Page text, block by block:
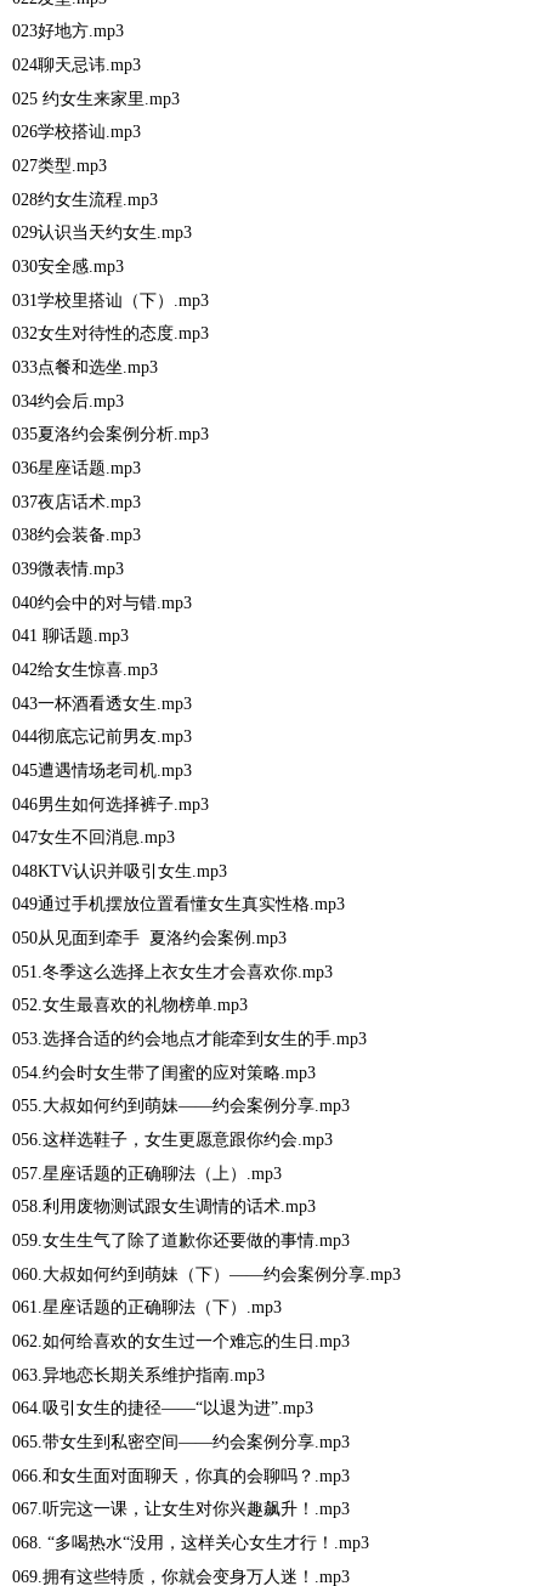
023好地方.mp3
024聊天忌讳.mp3
025 约女生来家里.mp3
026学校搭讪.mp3
027类型.mp3
028约女生流程.mp3
029认识当天约女生.mp3
030安全感.mp3
031学校里搭讪（下）.mp3
032女生对待性的态度.mp3
033点餐和选坐.mp3
034约会后.mp3
035夏洛约会案例分析.mp3
036星座话题.mp3
037夜店话术.mp3
038约会装备.mp3
039微表情.mp3
040约会中的对与错.mp3
041 聊话题.mp3
042给女生惊喜.mp3
043一杯酒看透女生.mp3
044彻底忘记前男友.mp3
045遭遇情场老司机.mp3
046男生如何选择裤子.mp3
047女生不回消息.mp3
048KTV认识并吸引女生.mp3
049通过手机摆放位置看懂女生真实性格.mp3
050从见面到牵手 夏洛约会案例.mp3
051.冬季这么选择上衣女生才会喜欢你.mp3
052.女生最喜欢的礼物榜单.mp3
053.选择合适的约会地点才能牵到女生的手.mp3
054.约会时女生带了闺蜜的应对策略.mp3
055.大叔如何约到萌妹——约会案例分享.mp3
056.这样选鞋子，女生更愿意跟你约会.mp3
057.星座话题的正确聊法（上）.mp3
058.利用废物测试跟女生调情的话术.mp3
059.女生生气了除了道歉你还要做的事情.mp3
060.大叔如何约到萌妹（下）——约会案例分享.mp3
061.星座话题的正确聊法（下）.mp3
062.如何给喜欢的女生过一个难忘的生日.mp3
063.异地恋长期关系维护指南.mp3
064.吸引女生的捷径——“以退为进”.mp3
065.带女生到私密空间——约会案例分享.mp3
066.和女生面对面聊天，你真的会聊吗？.mp3
067.听完这一课，让女生对你兴趣飙升！.mp3
068. “多喝热水“没用，这样关心女生才行！.mp3
069.拥有这些特质，你就会变身万人迷！.mp3